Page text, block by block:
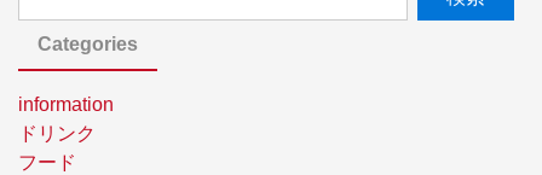
Categories
information
ドリンク
フード